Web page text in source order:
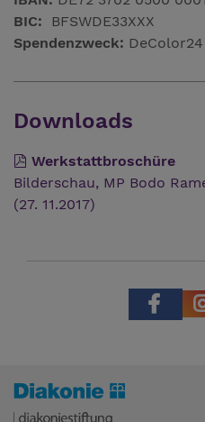
BIC:
BFSWDE33XXX
Spendenzweck: DeColor24
Downloads
Werkstattbroschüre
Bilderschau, MP Bodo
(27. 11.2017)